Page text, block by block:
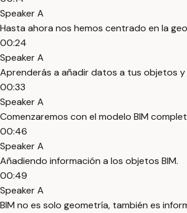
Speaker A
Hasta ahora nos hemos centrado en la
00:24
Speaker A
Aprenderás a añadir datos a tus objetos
00:33
Speaker A
Comenzaremos con el modelo BIM
00:46
Speaker A
Añadiendo información a los objetos BIM.
00:49
Speaker A
BIM no es solo geometría, también es